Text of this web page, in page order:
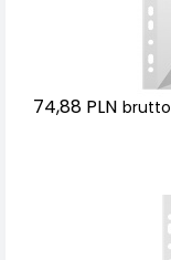
74,88 PLN brutto